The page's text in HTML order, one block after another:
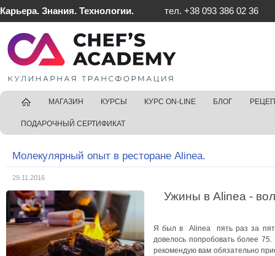
Карьера. Знания. Технологии. тел. +38 093 386 02 36
ГЛАВНАЯ
МАГАЗИН КУРСЫ КУРС ON-LINE БЛОГ
ПОДАРОЧНЫЙ СЕРТИФИКАТ
Молекулярный опыт в ресторане Alinea.
29.11.2016
Ужины в Alinea -
Я был в Alinea пять раз за
довелось попробовать более
рекомендую вам обязательно